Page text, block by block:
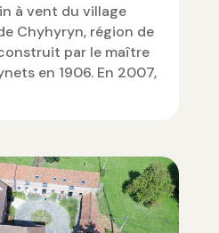
à vent du village
Chyhyryn, région de
par le maître
en 1906. En 2007,